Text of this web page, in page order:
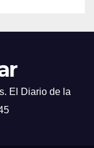
El Diario de la